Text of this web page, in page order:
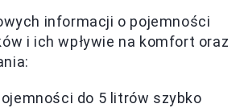
informacji o pojemności
i ich wpływie na komfort oraz
do 5 litrów szybko